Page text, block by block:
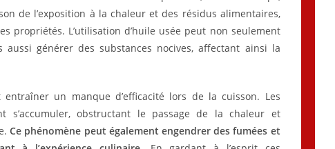
de l’exposition à la chaleur et des résidus alimentaires,
propriétés. L’utilisation d’huile usée peut non seulement
générer des substances nocives, affectant ainsi la
un manque d’efficacité lors de la cuisson. Les
s’accumuler, obstructant le passage de la chaleur et
Ce phénomène peut également engendrer des fumées et